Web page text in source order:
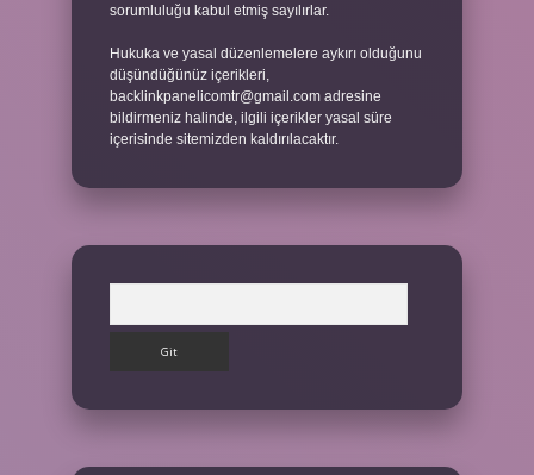
sorumluluğu kabul etmiş sayılırlar.
Hukuka ve yasal düzenlemelere aykırı olduğunu
düşündüğünüz içerikleri,
backlinkpanelicomtr@gmail.com adresine
bildirmeniz halinde, ilgili içerikler yasal süre
içerisinde sitemizden kaldırılacaktır.